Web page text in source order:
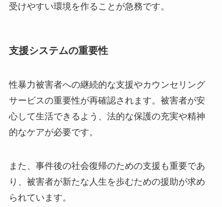
受けやすい環境を作ることが急務です。
支援システムの重要性
性暴力被害者への継続的な支援やカウンセリング
サービスの重要性が再確認されます。被害者が安
心して生活できるよう、法的な保護の充実や精神
的なケアが必要です。
また、事件後の社会復帰のための支援も重要であ
り、被害者が新たな人生を歩むための援助が求め
られています。